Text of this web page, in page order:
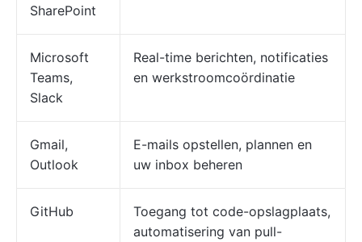
SharePoint
Microsoft
Teams,
Slack
Real-time berichten, notificaties
en werkstroomcoördinatie
Gmail,
Outlook
E-mails opstellen, plannen en
uw inbox beheren
GitHub
Toegang tot code-opslagplaats,
automatisering van pull-